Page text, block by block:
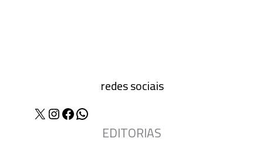
redes sociais
X Instagram
Facebook
WhatsApp
EDITORIAS